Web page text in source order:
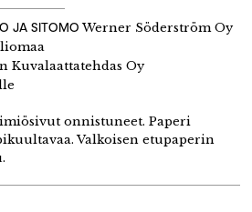
JA SITOMOWerner Söderström Oy
Kuvalaattatehdas Oy
onnistuneet. Paperi
Valkoisen etupaperin